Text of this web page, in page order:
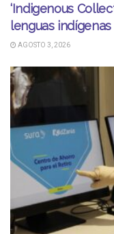
‘Indigenous
lenguas indígenas
AGOSTO 3, 2026